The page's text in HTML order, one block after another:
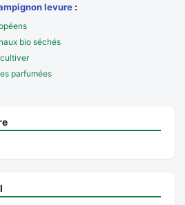
levure :
bio séchés
parfumées